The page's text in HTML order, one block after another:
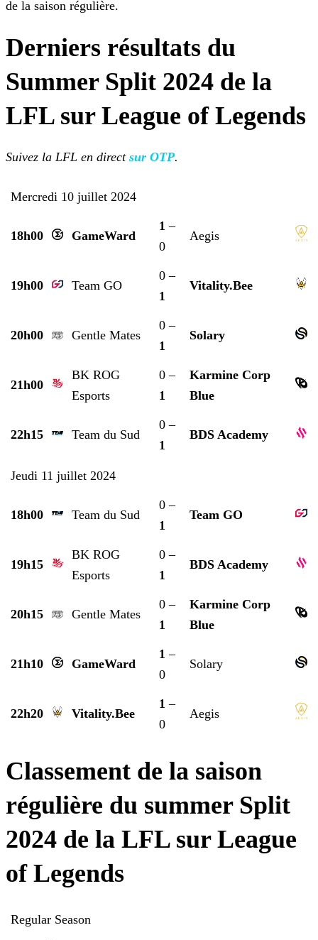
de la saison régulière.
Derniers résultats du
Summer Split 2024 de la
LFL sur League of Legends
Suivez la LFL en direct sur OTP.
Mercredi 10 juillet 2024
18h00 GameWard
1 –
0
Aegis
19h00 Team GO
0 –
1
Vitality.Bee
20h00 Gentle Mates
0 –
1
Solary
21h00
BK ROG
Esports
0 –
1
Karmine Corp
Blue
22h15 Team du Sud
0 –
1
BDS Academy
Jeudi 11 juillet 2024
18h00 Team du Sud
0 –
1
Team GO
19h15
BK ROG
Esports
0 –
1
BDS Academy
20h15 Gentle Mates
0 –
1
Karmine Corp
Blue
21h10 GameWard
1 –
0
Solary
22h20 Vitality.Bee
1 –
0
Aegis
Classement de la saison
régulière du summer Split
2024 de la LFL sur League
of Legends
Regular Season